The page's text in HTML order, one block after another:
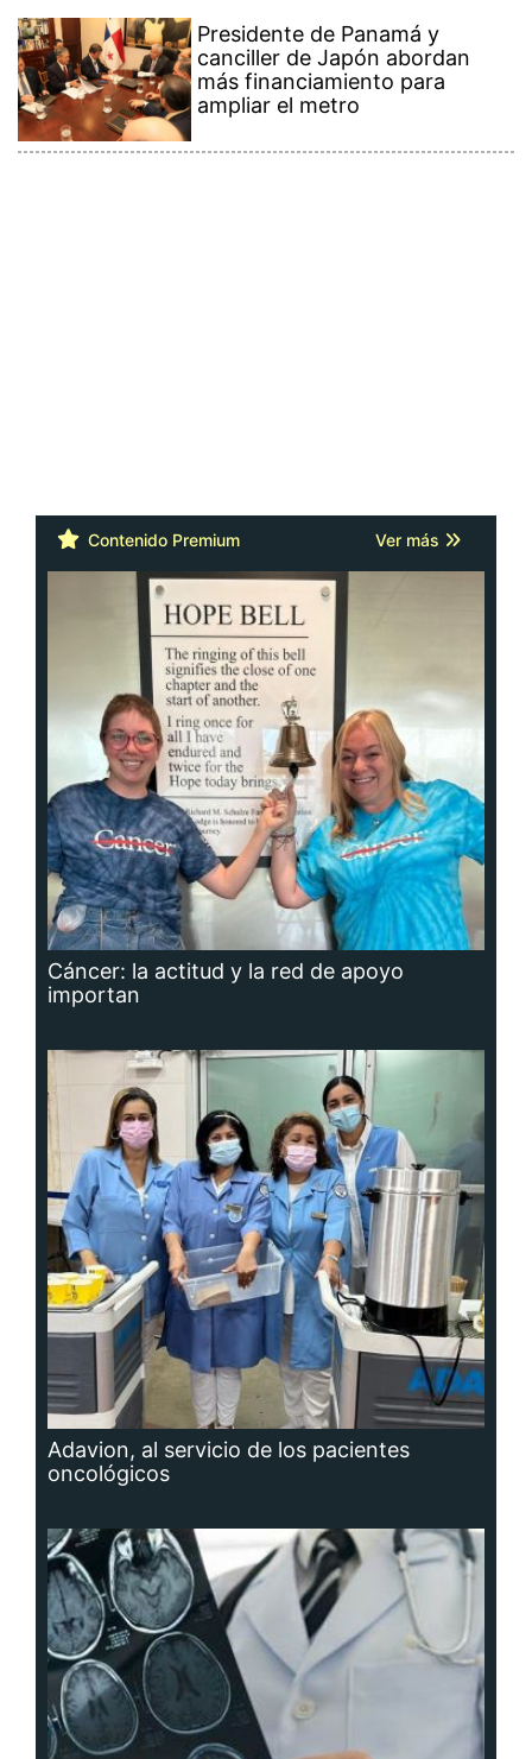
Presidente de Panamá y
canciller de Japón abordan
más financiamiento para
ampliar el metro
Contenido Premium Ver más
Cáncer: la actitud y la red de apoyo
importan
Adavion, al servicio de los pacientes
oncológicos